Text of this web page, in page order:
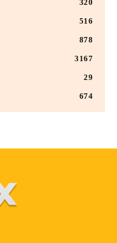
320
516
878
3167
29
674